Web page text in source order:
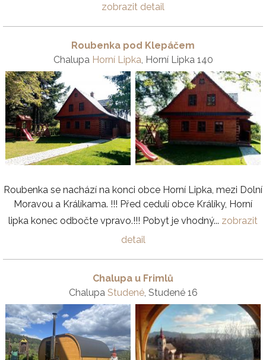
zobrazit detail
Roubenka pod Klepáčem
Chalupa Horní Lipka , Horní Lipka 140
Roubenka se nachází na konci obce Horní Lipka, mezi Dolní
Moravou a Králíkama. !!! Před cedulí obce Králíky, Horní
lipka konec odbočte vpravo.!!! Pobyt je vhodný... zobrazit
detail
Chalupa u Frimlů
Chalupa Studené, Studené 16